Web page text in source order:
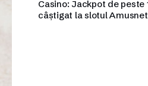
Casino: Jackpot de peste
câștigat la slotul